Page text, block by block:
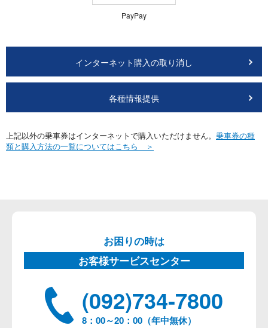
PayPay
インターネット購入の取り消し
各種情報提供
上記以外の乗車券はインターネットで購入いただけません。 乗車券の種
類と購入方法の一覧についてはこちら ＞
お困りの時は
お客様サービスセンター
(092)734-7800
8：00～20：00（年中無休）